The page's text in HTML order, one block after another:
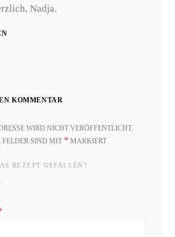
Nadja.
KOMMENTAR
WIRD NICHT VERÖFFENTLICHT.
FELDER SIND MIT * MARKIERT
REZEPT GEFALLEN?